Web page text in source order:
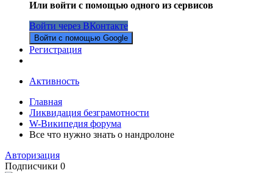
Или войти с помощью одного из сервисов
Войти через ВКонтакте
Войти с помощью Google
Регистрация
Активность
Главная
Ликвидация безграмотности
W-Википедия форума
Все что нужно знать о нандролоне
Авторизация
Подписчики 0